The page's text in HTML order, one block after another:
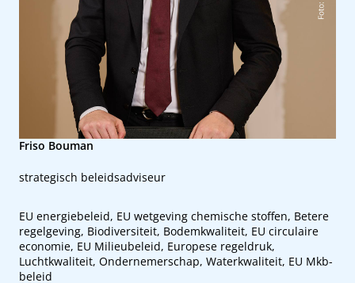
strategisch beleidsadviseur
Friso Bouman
EU energiebeleid, EU wetgeving chemische stoffen, Betere
regelgeving, Biodiversiteit, Bodemkwaliteit, EU circulaire
economie, EU Milieubeleid, Europese regeldruk,
Luchtkwaliteit, Ondernemerschap, Waterkwaliteit, EU Mkb-
beleid